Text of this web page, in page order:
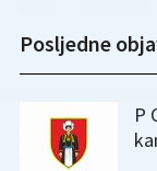
Posljedne
P